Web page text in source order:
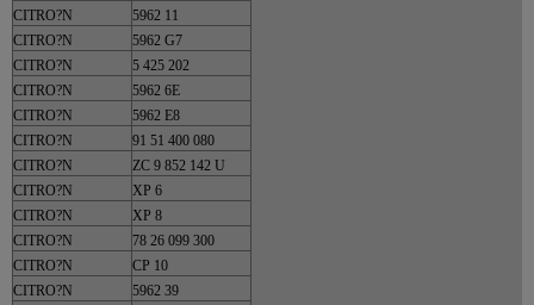
CITRO?N
5962 11
CITRO?N
5962 G7
CITRO?N
5 425 202
CITRO?N
5962 6E
CITRO?N
5962 E8
CITRO?N
91 51 400 080
CITRO?N
ZC 9 852 142 U
CITRO?N
XP 6
CITRO?N
XP 8
CITRO?N
78 26 099 300
CITRO?N
CP 10
CITRO?N
5962 39